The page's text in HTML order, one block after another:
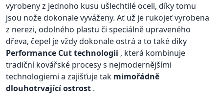
vyrobeny z jednoho kusu ušlechtilé oceli, díky tomu
jsou nože dokonale vyváženy. Ať už je rukojeť vyrobena
z nerezi, odolného plastu či speciálně upraveného
dřeva, čepel je vždy dokonale ostrá a to také díky
Performance Cut technologii , která kombinuje
tradiční kovářské procesy s nejmodernějšími
technologiemi a zajišťuje tak mimořádně
dlouhotrvající ostrost .